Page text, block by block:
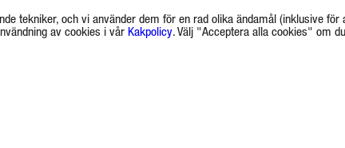
tekniker, och vi använder dem för en rad olika ändamål (inklusive
av cookies i vår Kakpolicy. Välj "Acceptera alla cookies" om